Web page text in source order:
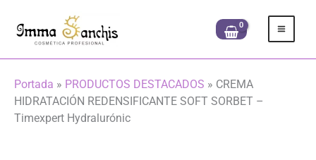
contenido
Portada » PRODUCTOS DESTACADOS » CREMA
HIDRATACIÓN REDENSIFICANTE SOFT SORBET –
Timexpert Hydralurónic